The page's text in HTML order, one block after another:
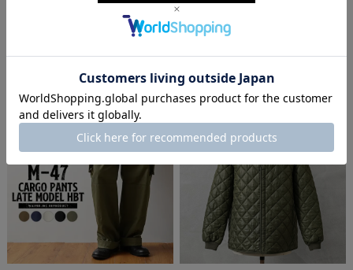
WAIPER.inc フランス軍 M-47 カーゴパンツ 前
ン対象外】ミリタリー
¥10,780(税込)
WAIPER.inc 米軍 M-65 フィールドカーゴパン
【R】ミリタリー